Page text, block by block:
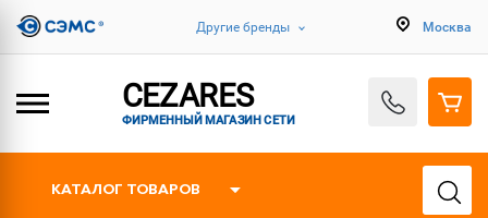
Другие бренды Москва
CEZARES
ФИРМЕННЫЙ МАГАЗИН СЕТИ
КАТАЛОГ ТОВАРОВ